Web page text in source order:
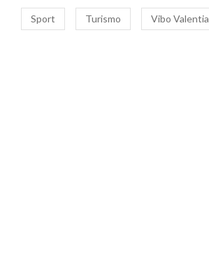
Sport Turismo Vibo Valentia